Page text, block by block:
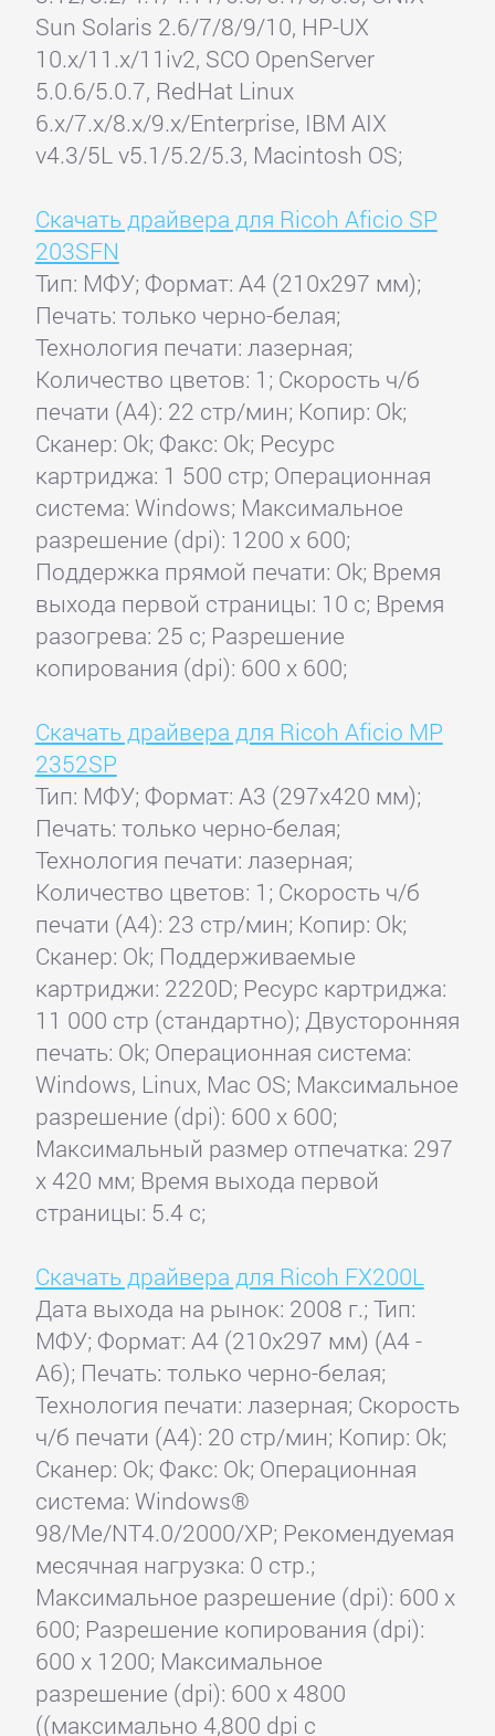
Sun Solaris 2.6/7/8/9/10, HP-UX
10.x/11.x/11iv2, SCO OpenServer
5.0.6/5.0.7, RedHat Linux
6.x/7.x/8.x/9.x/Enterprise, IBM AIX
v4.3/5L v5.1/5.2/5.3, Macintosh OS;
Скачать драйвера для Ricoh Aficio SP
203SFN
Тип: МФУ; Формат: A4 (210x297 мм);
Печать: только черно-белая;
Технология печати: лазерная;
Количество цветов: 1; Скорость ч/б
печати (А4): 22 стр/мин; Копир: Ok;
Сканер: Ok; Факс: Ok; Ресурс
картриджа: 1 500 стр; Операционная
система: Windows; Максимальное
разрешение (dpi): 1200 x 600;
Поддержка прямой печати: Ok; Время
выхода первой страницы: 10 с; Время
разогрева: 25 с; Разрешение
копирования (dpi): 600 x 600;
Скачать драйвера для Ricoh Aficio MP
2352SP
Тип: МФУ; Формат: A3 (297x420 мм);
Печать: только черно-белая;
Технология печати: лазерная;
Количество цветов: 1; Скорость ч/б
печати (А4): 23 стр/мин; Копир: Ok;
Сканер: Ok; Поддерживаемые
картриджи: 2220D; Ресурс картриджа:
11 000 стр (стандартно); Двусторонняя
печать: Ok; Операционная система:
Windows, Linux, Mac OS; Максимальное
разрешение (dpi): 600 x 600;
Максимальный размер отпечатка: 297
x 420 мм; Время выхода первой
страницы: 5.4 с;
Скачать драйвера для Ricoh FX200L
Дата выхода на рынок: 2008 г.; Тип:
МФУ; Формат: A4 (210x297 мм) (A4 -
A6); Печать: только черно-белая;
Технология печати: лазерная; Скорость
ч/б печати (А4): 20 стр/мин; Копир: Ok;
Сканер: Ok; Факс: Ok; Операционная
система: Windows®
98/Me/NT4.0/2000/XP; Рекомендуемая
месячная нагрузка: 0 стр.;
Максимальное разрешение (dpi): 600 x
600; Разрешение копирования (dpi):
600 x 1200; Максимальное
разрешение (dpi): 600 x 4800
((максимально 4,800 dpi с